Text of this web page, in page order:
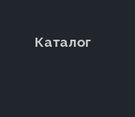
Каталог